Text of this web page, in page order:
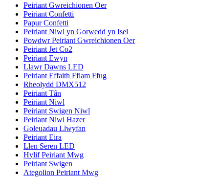
Peiriant Gwreichionen Oer
Peiriant Confetti
Papur Confetti
Peiriant Niwl yn Gorwedd yn Isel
Powdwr Peiriant Gwreichionen Oer
Peiriant Jet Co2
Peiriant Ewyn
Llawr Dawns LED
Peiriant Effaith Fflam Ffug
Rheolydd DMX512
Peiriant Tân
Peiriant Niwl
Peiriant Swigen Niwl
Peiriant Niwl Hazer
Goleuadau Llwyfan
Peiriant Eira
Llen Seren LED
Hylif Peiriant Mwg
Peiriant Swigen
Ategolion Peiriant Mwg